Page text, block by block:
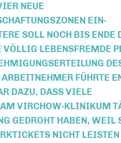
NEUE
EIN-
SOLL NOCH BIS ENDE
VÖLLIG LEBENSFREMDE
FÜHRTE
DAZU, DASS VIELE
AM VIRCHOW-KLINIKUM
GEDROHT HABEN, WEIL
NICHT LEISTEN